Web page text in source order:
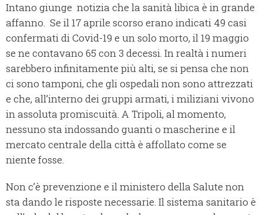
Intano giunge notizia che la sanità libica è in grande
affanno. Se il 17 aprile scorso erano indicati 49 casi
confermati di Covid-19 e un solo morto, il 19 maggio
se ne contavano 65 con 3 decessi. In realtà i numeri
sarebbero infinitamente più alti, se si pensa che non
ci sono tamponi, che gli ospedali non sono attrezzati
e che, all’interno dei gruppi armati, i miliziani vivono
in assoluta promiscuità. A Tripoli, al momento,
nessuno sta indossando guanti o mascherine e il
mercato centrale della città è affollato come se
niente fosse.
Non c’è prevenzione e il ministero della Salute non
sta dando le risposte necessarie. Il sistema sanitario è